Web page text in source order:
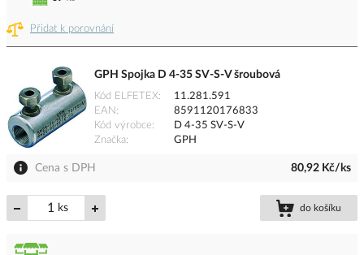
Přidat k porovnání
GPH Spojka D 4-35 SV-S-V šroubová
Kód ELFETEX
11.281.591
EAN
8591120176833
Kód výrobce
D 4-35 SV-S-V
Značka
GPH
Cena s DPH 80,92 Kč/ks
ks do košíku